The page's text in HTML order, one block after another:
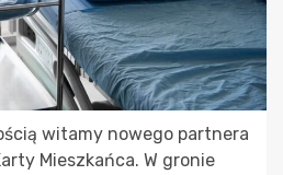
witamy nowego partnera
Mieszkańca. W gronie